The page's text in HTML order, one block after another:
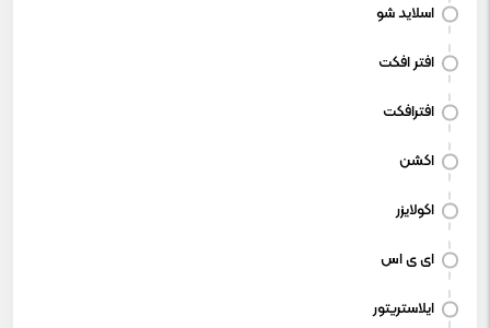
اسلاید شو
افتر افکت
افترافکت
اکشن
اکولایزر
ای ی اس
ایلاستریتور